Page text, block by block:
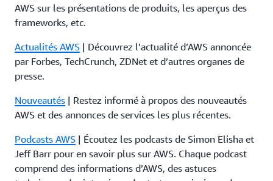
AWS sur les présentations de produits, les aperçus des
frameworks, etc.
Actualités AWS | Découvrez l’actualité d’AWS annoncée
par Forbes, TechCrunch, ZDNet et d’autres organes de
presse.
Nouveautés | Restez informé à propos des nouveautés
AWS et des annonces de services les plus récentes.
Podcasts AWS | Écoutez les podcasts de Simon Elisha et
Jeff Barr pour en savoir plus sur AWS. Chaque podcast
comprend des informations d’AWS, des astuces